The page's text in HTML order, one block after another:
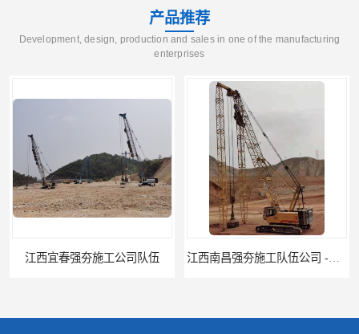
产品推荐
Development, design, production and sales in one of the manufacturing
enterprises
江西南昌强夯施工队伍公司 -湖南业峻强夯基础工程 江西新余强夯施工队伍公司 —业峻强夯基础工程